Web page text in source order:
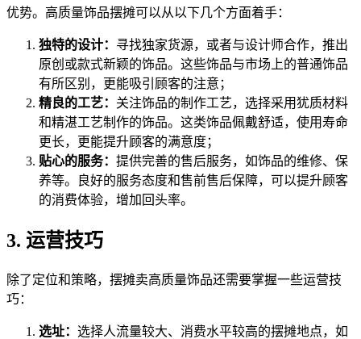
优势。高质量饰品摆摊可以从以下几个方面着手：
独特的设计： 寻找独家货源，或者与设计师合作，推出
原创或款式新颖的饰品。这些饰品与市场上的普通饰品
有所区别，更能吸引顾客的注意；
精良的工艺： 关注饰品的制作工艺，选择采用犹质材料
和精湛工艺制作的饰品。这类饰品佩戴舒适，使用寿命
更长，更能提升顾客的满意度；
贴心的服务： 提供完善的售后服务，如饰品的维修、保
养等。良好的服务态度和售前售后保障，可以提升顾客
的消费体验，增加回头率。
3. 运营技巧
除了定位和策略，摆摊卖高质量饰品还需要掌握一些运营技
巧：
选址： 选择人流量较大、消费水平较高的摆摊地点，如